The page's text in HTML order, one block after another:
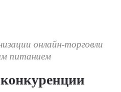
онлайн-торговли
питанием